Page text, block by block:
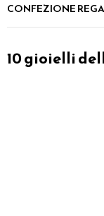
CONFEZIONE
10 gioielli